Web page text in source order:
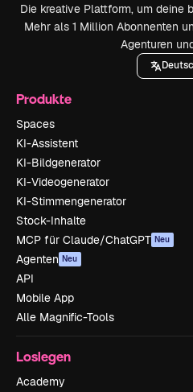
Die kreative Plattform, um deine
Mehr als 1 Million Abonnenten
Agenturen
Produkte
Spaces
KI-Assistent
KI-Bildgenerator
KI-Videogenerator
KI-Stimmengenerator
Stock-Inhalte
MCP für Claude/ChatGPT Neu
Agenten Neu
API
Mobile App
Alle Magnific-Tools
Loslegen
Academy